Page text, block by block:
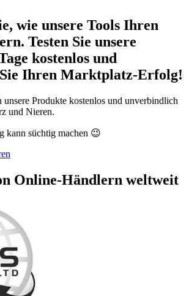
wie unsere Tools Ihren
Testen Sie unsere
kostenlos und
Ihren Marktplatz-Erfolg!
unsere Produkte kostenlos und unverbindlich
und Nieren.
kann süchtig machen 😉
Online-Händlern weltweit